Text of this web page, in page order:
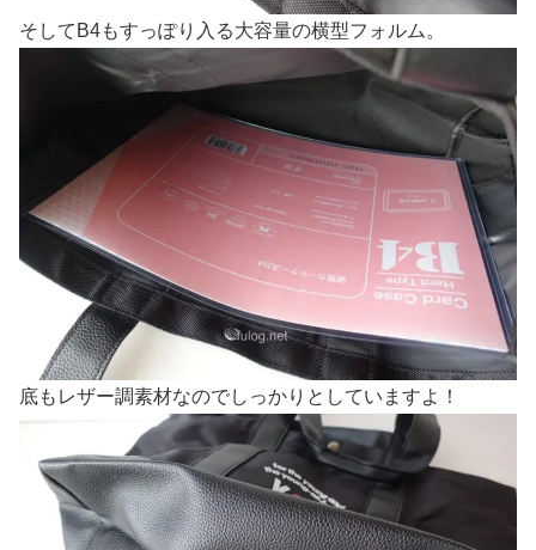
そしてB4もすっぽり入る大容量の横型フォルム。
底もレザー調素材なのでしっかりとしていますよ！